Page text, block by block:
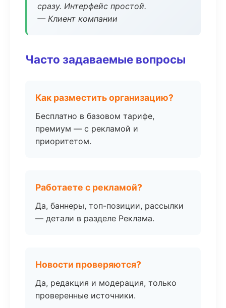
сразу. Интерфейс простой.
— Клиент компании
Часто задаваемые вопросы
Как разместить организацию?
Бесплатно в базовом тарифе,
премиум — с рекламой и
приоритетом.
Работаете с рекламой?
Да, баннеры, топ-позиции, рассылки
— детали в разделе Реклама.
Новости проверяются?
Да, редакция и модерация, только
проверенные источники.